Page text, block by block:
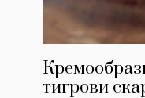
тигрови